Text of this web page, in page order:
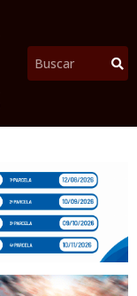
Pesquisar